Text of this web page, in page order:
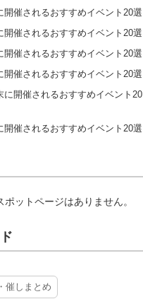
開催されるおすすめイベント20選
開催されるおすすめイベント20選
開催されるおすすめイベント20選
開催されるおすすめイベント20選
に開催されるおすすめイベント20
開催されるおすすめイベント20選
ットページはありません。
催しまとめ